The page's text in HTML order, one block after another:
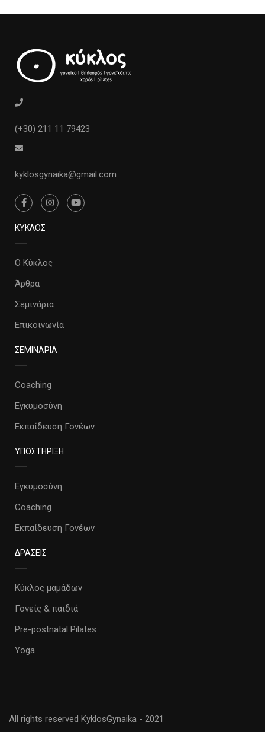
(+30) 211 11 79423
kyklosgynaika@gmail.com
ΚΥΚΛΟΣ
Ο Κύκλος
Άρθρα
Σεμινάρια
Επικοινωνία
ΣΕΜΙΝΑΡΙΑ
Coaching
Εγκυμοσύνη
Εκπαίδευση Γονέων
ΥΠΟΣΤΗΡΙΞΗ
Εγκυμοσύνη
Coaching
Εκπαίδευση Γονέων
ΔΡΑΣΕΙΣ
Κύκλος μαμάδων
Γονείς & παιδιά
Pre-postnatal Pilates
Yoga
All rights reserved KyklosGynaika - 2021